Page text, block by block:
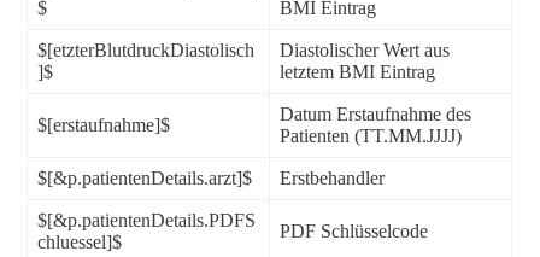
$
BMI Eintrag
$[etzterBlutdruckDiastolisch
]$
Diastolischer Wert aus
letztem BMI Eintrag
$[erstaufnahme]$
Datum Erstaufnahme des
Patienten (TT.MM.JJJJ)
$[&p.patientenDetails.arzt]$ Erstbehandler
$[&p.patientenDetails.PDFS
chluessel]$
PDF Schlüsselcode